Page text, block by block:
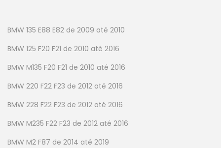
BMW 135 E88 E82 de 2009 até 2010
BMW 125 F20 F21 de 2010 até 2016
BMW M135 F20 F21 de 2010 até 2016
BMW 220 F22 F23 de 2012 até 2016
BMW 228 F22 F23 de 2012 até 2016
BMW M235 F22 F23 de 2012 até 2016
BMW M2 F87 de 2014 até 2019